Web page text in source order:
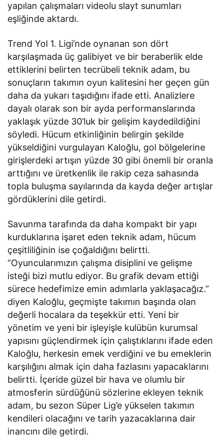
yapılan çalışmaları videolu slayt sunumları
eşliğinde aktardı.
Trend Yol 1. Ligi’nde oynanan son dört
karşılaşmada üç galibiyet ve bir beraberlik elde
ettiklerini belirten tecrübeli teknik adam, bu
sonuçların takımın oyun kalitesini her geçen gün
daha da yukarı taşıdığını ifade etti. Analizlere
dayalı olarak son bir ayda performanslarında
yaklaşık yüzde 30’luk bir gelişim kaydedildiğini
söyledi. Hücum etkinliğinin belirgin şekilde
yükseldiğini vurgulayan Kaloğlu, gol bölgelerine
girişlerdeki artışın yüzde 30 gibi önemli bir oranla
arttığını ve üretkenlik ile rakip ceza sahasında
topla buluşma sayılarında da kayda değer artışlar
gördüklerini dile getirdi.
Savunma tarafında da daha kompakt bir yapı
kurduklarına işaret eden teknik adam, hücum
çeşitliliğinin ise çoğaldığını belirtti.
“Oyuncularımızın çalışma disiplini ve gelişme
isteği bizi mutlu ediyor. Bu grafik devam ettiği
sürece hedefimize emin adımlarla yaklaşacağız.”
diyen Kaloğlu, geçmişte takımın başında olan
değerli hocalara da teşekkür etti. Yeni bir
yönetim ve yeni bir işleyişle kulübün kurumsal
yapısını güçlendirmek için çalıştıklarını ifade eden
Kaloğlu, herkesin emek verdiğini ve bu emeklerin
karşılığını almak için daha fazlasını yapacaklarını
belirtti. İçeride güzel bir hava ve olumlu bir
atmosferin sürdüğünü sözlerine ekleyen teknik
adam, bu sezon Süper Lig’e yükselen takımın
kendileri olacağını ve tarih yazacaklarına dair
inancını dile getirdi.